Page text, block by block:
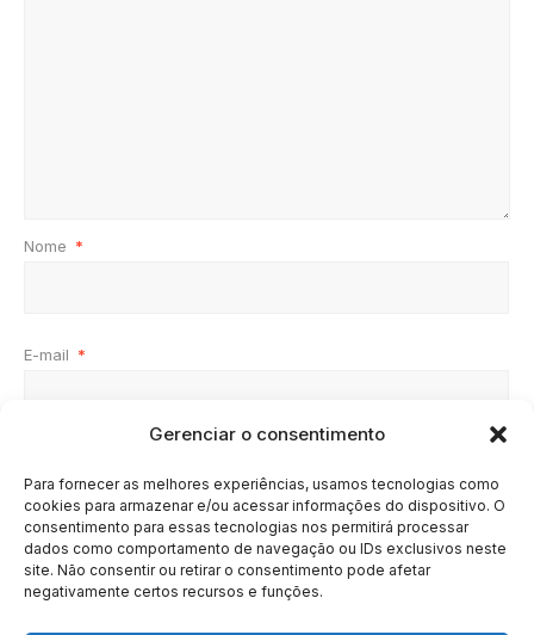
Gerenciar o consentimento
Para fornecer as melhores experiências, usamos tecnologias como
cookies para armazenar e/ou acessar informações do dispositivo. O
consentimento para essas tecnologias nos permitirá processar
dados como comportamento de navegação ou IDs exclusivos neste
site. Não consentir ou retirar o consentimento pode afetar
negativamente certos recursos e funções.
Nome *
E-mail *